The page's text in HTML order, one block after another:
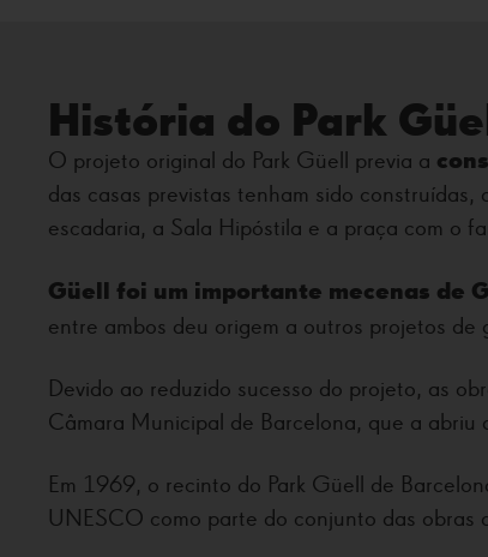
História do Park
O projeto original do Park Güell previa a
das casas previstas tenham sido
escadaria, a Sala Hipóstila e a praça com o
Güell foi um importante mecenas de
entre ambos deu origem a outros projetos
Devido ao reduzido sucesso do projeto, as
Câmara Municipal de Barcelona, que a
Em 1969, o recinto do Park Güell de
UNESCO como parte do conjunto das obras